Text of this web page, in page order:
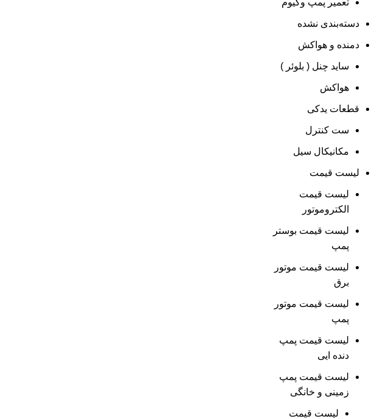
تعمیر پمپ وکیوم
دسته‌بندی نشده
دمنده و هواکش
ساید چنل ( بلوئر )
هواکش
قطعات یدکی
ست کنترل
مکانیکال سیل
لیست قیمت
لیست قیمت
الکتروموتور
لیست قیمت بوستر
پمپ
لیست قیمت موتور
برق
لیست قیمت موتور
پمپ
لیست قیمت پمپ
دنده ایی
لیست قیمت پمپ
زمینی و خانگی
ليست قيمت